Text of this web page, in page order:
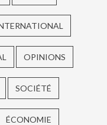
OPINIONS
SOCIÉTÉ
ÉCONOMIE